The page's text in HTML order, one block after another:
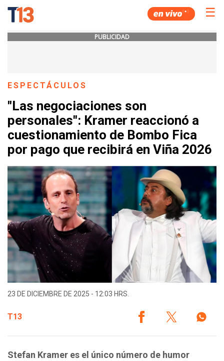
☰
PUBLICIDAD
ESPECTÁCULOS
"Las negociaciones son
personales": Kramer reaccionó a
cuestionamiento de Bombo Fica
por pago que recibirá en Viña 2026
23 DE DICIEMBRE DE 2025 - 12:03 HRS.
T13
Stefan Kramer es el único número de humor